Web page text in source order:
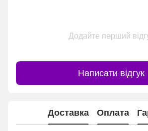
Додайте перший
Написати відгук
Доставка Оплата